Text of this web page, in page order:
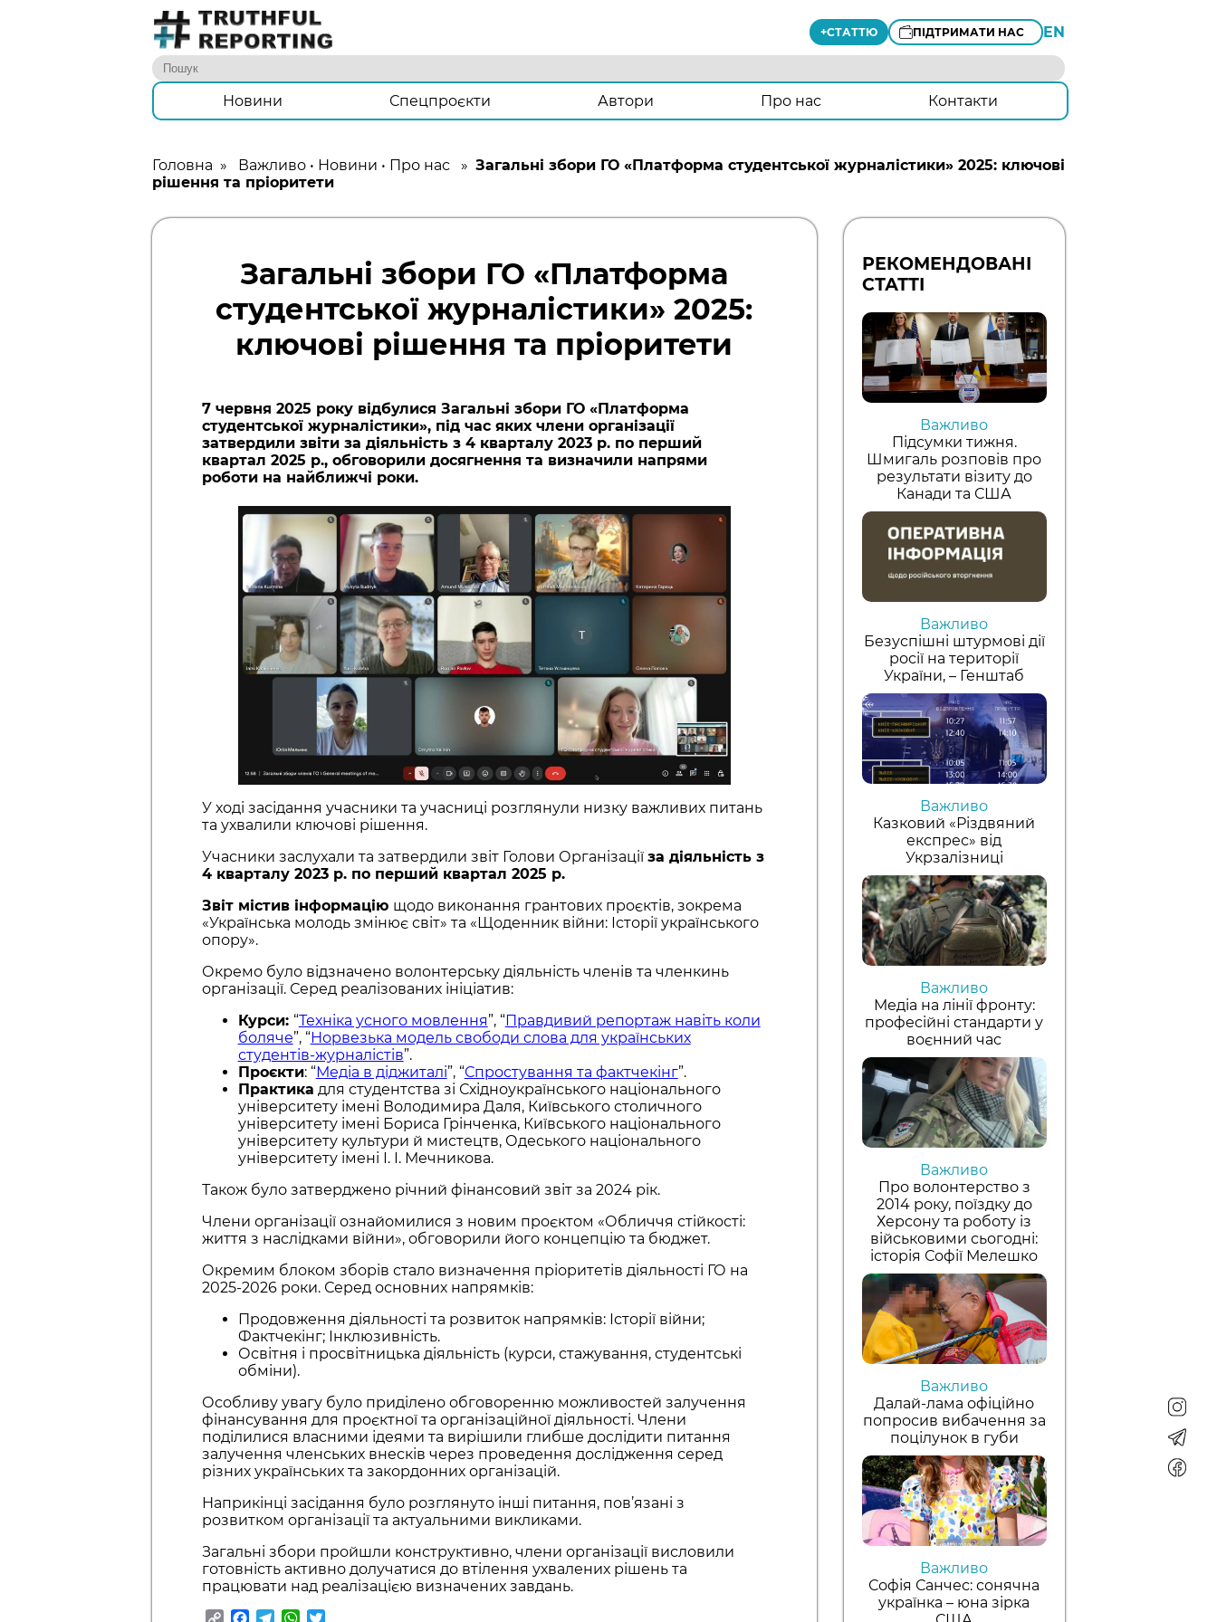
+СТАТТЮ ПІДТРИМАТИ НАС EN
Новини Спецпроєкти Автори Про нас Контакти
Головна » Важливо • Новини • Про нас » Загальні збори ГО «Платформа студентської журналістики» 2025: ключові
рішення та пріоритети
Загальні збори ГО «Платформа
студентської журналістики» 2025:
ключові рішення та пріоритети
7 червня 2025 року відбулися Загальні збори ГО «Платформа
студентської журналістики», під час яких члени організації
затвердили звіти за діяльність з 4 кварталу 2023 р. по перший
квартал 2025 р., обговорили досягнення та визначили напрями
роботи на найближчі роки.
У ході засідання учасники та учасниці розглянули низку важливих питань
та ухвалили ключові рішення.
Учасники заслухали та затвердили звіт Голови Організації за діяльність з
4 кварталу 2023 р. по перший квартал 2025 р.
Звіт містив інформацію щодо виконання грантових проєктів, зокрема
«Українська молодь змінює світ» та «Щоденник війни: Історії українського
опору».
Окремо було відзначено волонтерську діяльність членів та членкинь
організації. Серед реалізованих ініціатив:
Курси: “Техніка усного мовлення”, “Правдивий репортаж навіть коли
боляче”, “Норвезька модель свободи слова для українських
студентів-журналістів”.
Проєкти: “Медіа в діджиталі”, “Спростування та фактчекінг”.
Практика для студентства зі Східноукраїнського національного
університету імені Володимира Даля, Київського столичного
університету імені Бориса Грінченка, Київського національного
університету культури й мистецтв, Одеського національного
університету імені І. І. Мечникова.
Також було затверджено річний фінансовий звіт за 2024 рік.
Члени організації ознайомилися з новим проєктом «Обличчя стійкості:
життя з наслідками війни», обговорили його концепцію та бюджет.
Окремим блоком зборів стало визначення пріоритетів діяльності ГО на
2025-2026 роки. Серед основних напрямків:
Продовження діяльності та розвиток напрямків: Історії війни;
Фактчекінг; Інклюзивність.
Освітня і просвітницька діяльність (курси, стажування, студентські
обміни).
Особливу увагу було приділено обговоренню можливостей залучення
фінансування для проєктної та організаційної діяльності. Члени
поділилися власними ідеями та вирішили глибше дослідити питання
залучення членських внесків через проведення дослідження серед
різних українських та закордонних організацій.
Наприкінці засідання було розглянуто інші питання, пов’язані з
розвитком організації та актуальними викликами.
Загальні збори пройшли конструктивно, члени організації висловили
готовність активно долучатися до втілення ухвалених рішень та
працювати над реалізацією визначених завдань.
CopyFacebook
TelegramWhatsApp
РЕКОМЕНДОВАНІ
СТАТТІ
Важливо
Підсумки тижня.
Шмигаль розповів про
результати візиту до
Канади та США
Важливо
Безуспішні штурмові дії
росії на території
України, – Генштаб
Важливо
Казковий «Різдвяний
експрес» від
Укрзалізниці
Важливо
Медіа на лінії фронту:
професійні стандарти у
воєнний час
Важливо
Про волонтерство з
2014 року, поїздку до
Херсону та роботу із
військовими сьогодні:
історія Софії Мелешко
Важливо
Далай-лама офіційно
попросив вибачення за
поцілунок в губи
Важливо
Софія Санчес: сонячна
українка – юна зірка